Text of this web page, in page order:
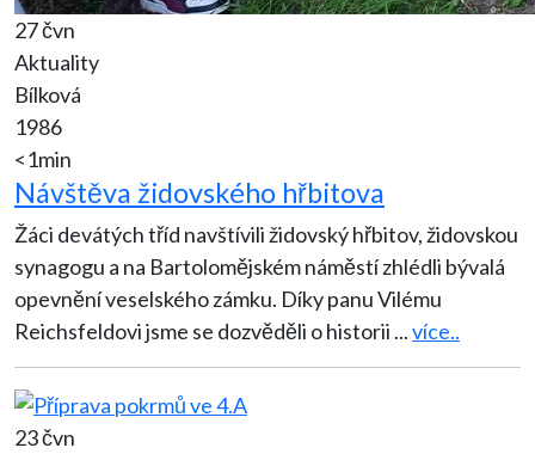
27 čvn
Aktuality
Bílková
1986
<1min
Návštěva židovského hřbitova
Žáci devátých tříd navštívili židovský hřbitov, židovskou
synagogu a na Bartolomějském náměstí zhlédli bývalá
opevnění veselského zámku. Díky panu Vilému
Reichsfeldovi jsme se dozvěděli o historii ...více..
23 čvn